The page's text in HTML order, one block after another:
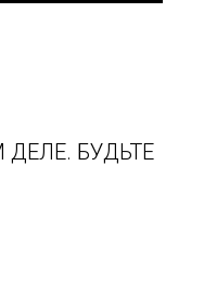
БУДЬТЕ